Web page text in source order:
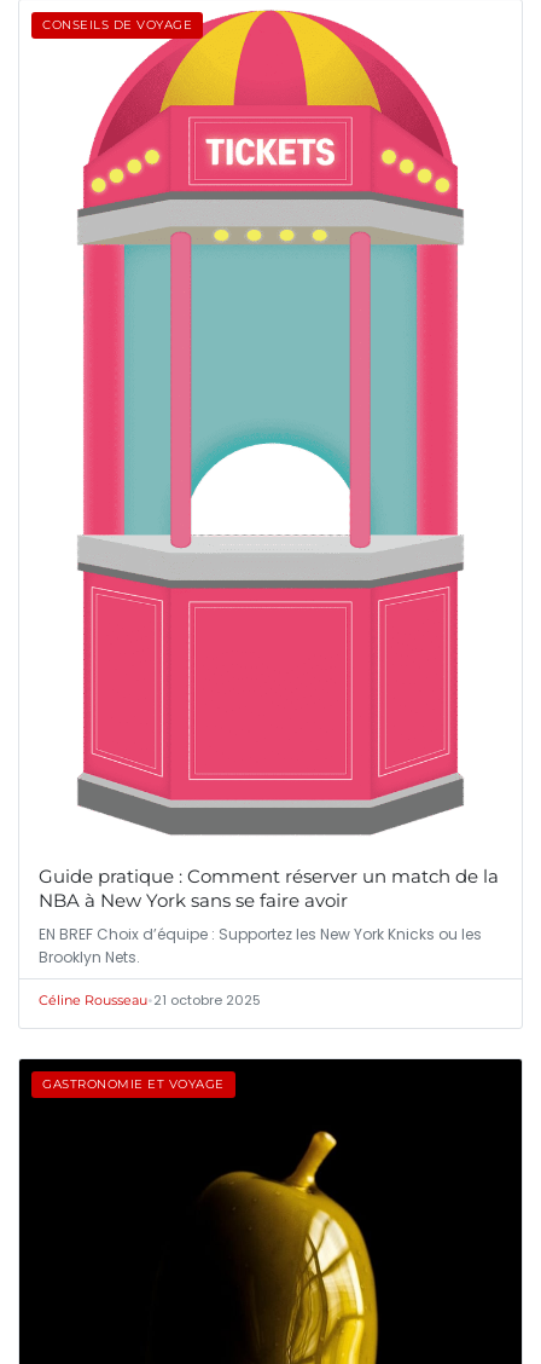
CONSEILS DE VOYAGE
Guide pratique : Comment réserver un match de la
NBA à New York sans se faire avoir
EN BREF Choix d’équipe : Supportez les New York Knicks ou les
Brooklyn Nets.
Céline Rousseau•21 octobre 2025
GASTRONOMIE ET VOYAGE